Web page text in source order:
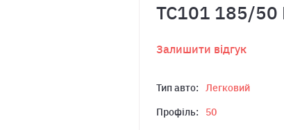
TC101 185/50
Залишити відгук
Тип авто: Легковий
Профіль:
50